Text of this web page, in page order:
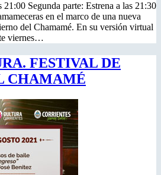
21:00 Segunda parte: Estrena a las 21:30
en el marco de una nueva
del Chamamé. En su versión virtual
viernes…
FESTIVAL DE
CHAMAMÉ